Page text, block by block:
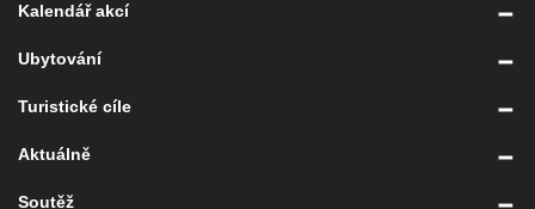
Kalendář akcí
Ubytování
Turistické cíle
Aktuálně
Soutěž